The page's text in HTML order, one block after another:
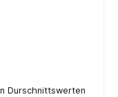
Durschnittswerten